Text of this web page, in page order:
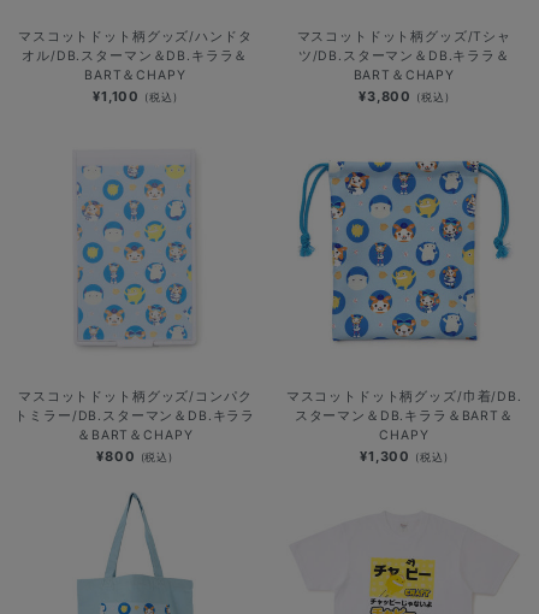
マスコットドット柄グッズ/ハンドタ
オル/DB.スターマン＆DB.キララ＆
BART＆CHAPY
¥1,100 (税込)
マスコットドット柄グッズ/Tシャ
ツ/DB.スターマン＆DB.キララ＆
BART＆CHAPY
¥3,800 (税込)
マスコットドット柄グッズ/コンパク
トミラー/DB.スターマン＆DB.キララ
＆BART＆CHAPY
¥800 (税込)
マスコットドット柄グッズ/巾着/DB.
スターマン＆DB.キララ＆BART＆
CHAPY
¥1,300 (税込)